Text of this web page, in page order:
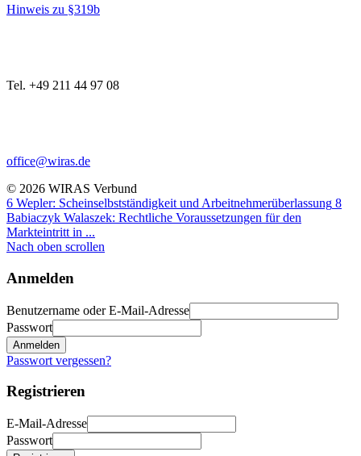
Hinweis zu §319b
Tel. +49 211 44 97 08
office@wiras.de
© 2026 WIRAS Verbund
6 Wepler: Scheinselbstständigkeit und Arbeitnehmerüberlassung 8
Babiaczyk Walaszek: Rechtliche Voraussetzungen für den
Markteintritt in ...
Nach oben scrollen
Anmelden
Benutzername oder E-Mail-Adresse
Passwort
Anmelden
Passwort vergessen?
Registrieren
E-Mail-Adresse
Passwort